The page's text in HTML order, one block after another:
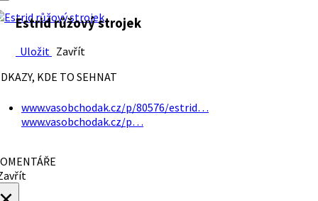
Estrid růžový strojek
Uložit Zavřít
KDE TO SEHNAT
www.vasobchodak.cz/p/80576/estrid…
www.vasobchodak.cz/p…